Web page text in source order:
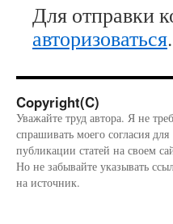
Для отправки
авторизоваться.
Copyright(C)
Уважайте труд автора. Я не
спрашивать моего согласия для
публикации статей на своем
Но не забывайте указывать
на источник.